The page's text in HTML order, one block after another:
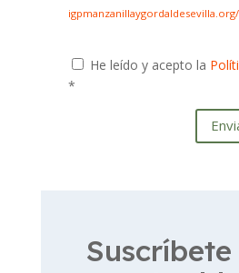
He leído y acepto la
*
Suscríbete